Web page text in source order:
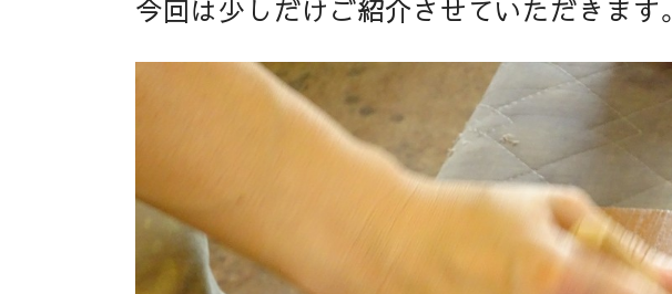
今回は少しだけご紹介させていただきます。